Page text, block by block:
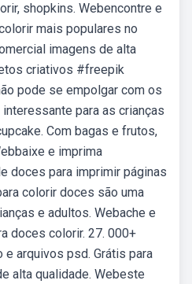
shopkins. Webencontre e
mais populares no
imagens de alta
criativos #freepik
pode se empolgar com os
para as crianças
Com bagas e frutos,
e imprima
doces para imprimir páginas
colorir doces são uma
e adultos. Webache e
doces colorir. 27. 000+
arquivos psd. Grátis para
alta qualidade. Webeste